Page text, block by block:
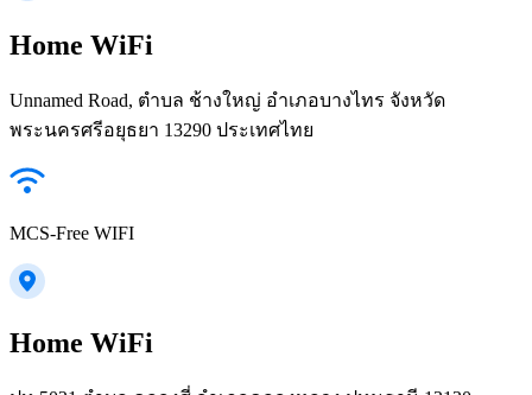
Home WiFi
Unnamed Road, ตำบล ช้างใหญ่ อำเภอบางไทร จังหวัด
พระนครศรีอยุธยา 13290 ประเทศไทย
MCS-Free WIFI
Home WiFi